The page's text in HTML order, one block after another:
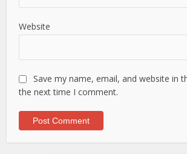
Website
Save my name, email, and website in
the next time I comment.